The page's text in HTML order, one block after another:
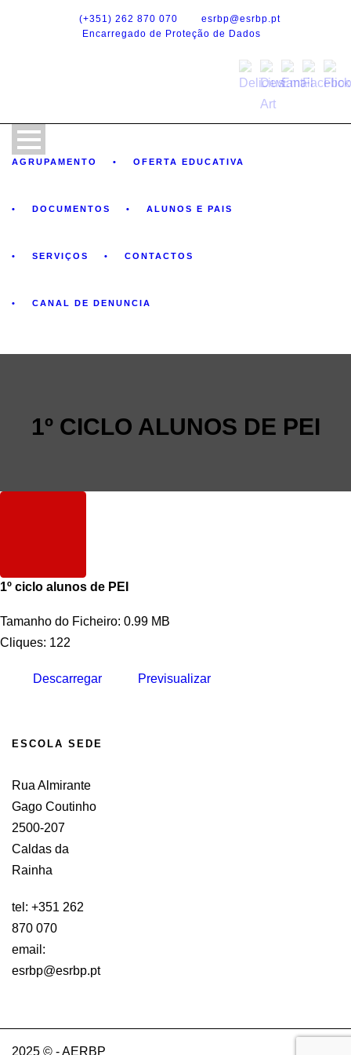
(+351) 262 870 070
esrbp@esrbp.pt
Encarregado de Proteção de Dados
AGRUPAMENTO OFERTA EDUCATIVA
DOCUMENTOS ALUNOS E PAIS
SERVIÇOS CONTACTOS
CANAL DE DENUNCIA
1º CICLO ALUNOS DE PEI
1º ciclo alunos de PEI
Tamanho do Ficheiro: 0.99 MB
Cliques: 122
Descarregar Previsualizar
ESCOLA SEDE
Rua Almirante
Gago Coutinho
2500-207
Caldas da
Rainha
tel: +351 262
870 070
email:
esrbp@esrbp.pt
2025 © - AERBP